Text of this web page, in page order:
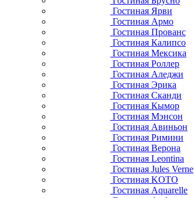
Гостиная Ярви
Гостиная Армо
Гостиная Прованс
Гостиная Калипсо
Гостиная Мексика
Гостиная Роллер
Гостиная Аледжи
Гостиная Эрика
Гостиная Сканди
Гостиная Кымор
Гостиная Мэнсон
Гостиная Авиньон
Гостиная Римини
Гостиная Верона
Гостиная Leontina
Гостиная Jules Verne
Гостиная KOTO
Гостиная Aquarelle